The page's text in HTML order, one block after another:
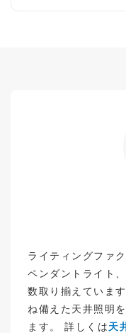
ライティングファ
ペンダントライト
数取り揃えていま
ね備えた天井照明
ます。 詳しくは天